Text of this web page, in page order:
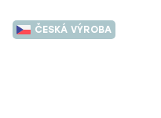
ČESKÁ VÝROBA